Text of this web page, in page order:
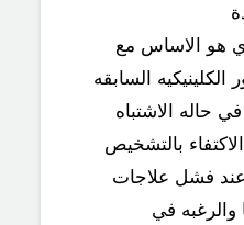
هو الاساس مع
الكلينيكيه السابقه
حاله الاشتباه
بالتشخيص
عند فشل علاجات
والرغبه في